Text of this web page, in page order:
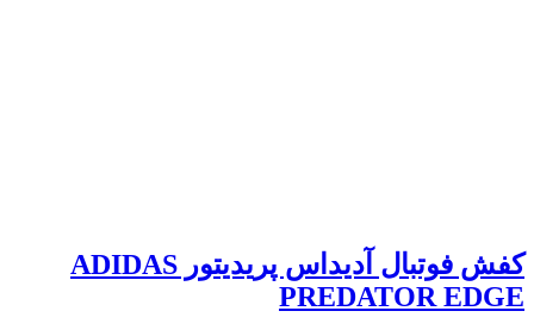
کفش فوتبال آدیداس پریدیتور ADIDAS
PREDATOR EDGE